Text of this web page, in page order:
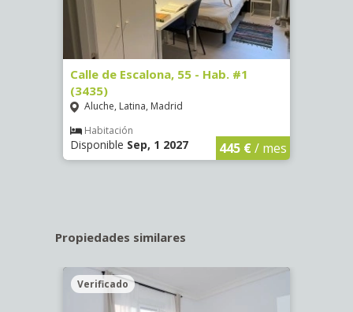
Calle de Escalona, 55 - Hab. #1
(3435)
Aluche, Latina, Madrid
Habitación
Disponible Sep, 1 2027 445 €/ mes
Propiedades similares
Verificado